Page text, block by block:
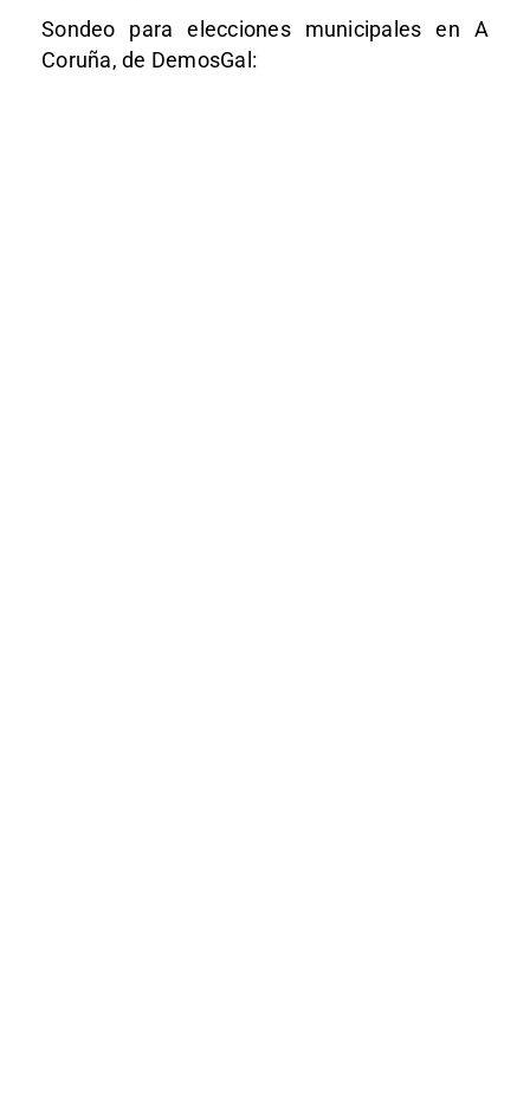
Sondeo para elecciones municipales en A
Coruña, de DemosGal: